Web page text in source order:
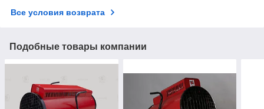
Все условия возврата
Подобные товары компании